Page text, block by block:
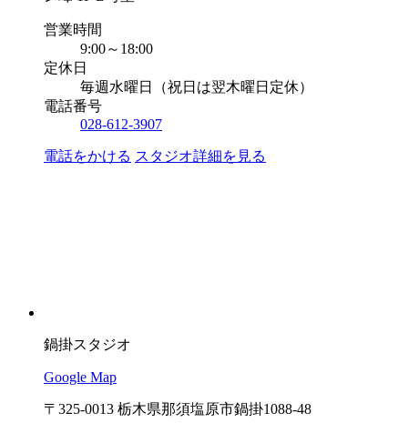
営業時間
9:00～18:00
定休日
毎週水曜日（祝日は翌木曜日定休）
電話番号
028-612-3907
電話をかける スタジオ詳細を見る
鍋掛スタジオ
Google Map
〒325-0013 栃木県那須塩原市鍋掛1088-48